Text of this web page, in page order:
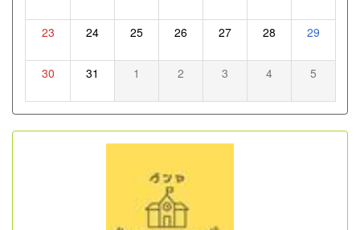
23 24 25 26 27 28 29
30 31 1 2 3 4 5